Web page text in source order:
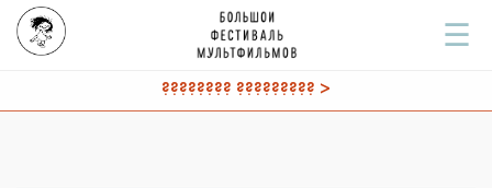
☰
???????? ????????? >